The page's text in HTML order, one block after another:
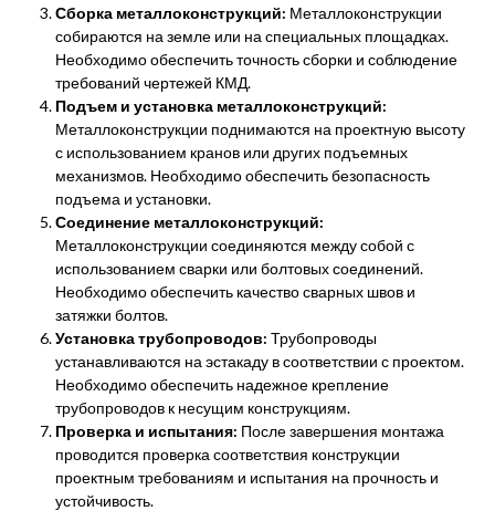
Сборка металлоконструкций: Металлоконструкции
собираются на земле или на специальных площадках.
Необходимо обеспечить точность сборки и соблюдение
требований чертежей КМД.
Подъем и установка металлоконструкций:
Металлоконструкции поднимаются на проектную высоту
с использованием кранов или других подъемных
механизмов. Необходимо обеспечить безопасность
подъема и установки.
Соединение металлоконструкций:
Металлоконструкции соединяются между собой с
использованием сварки или болтовых соединений.
Необходимо обеспечить качество сварных швов и
затяжки болтов.
Установка трубопроводов: Трубопроводы
устанавливаются на эстакаду в соответствии с проектом.
Необходимо обеспечить надежное крепление
трубопроводов к несущим конструкциям.
Проверка и испытания: После завершения монтажа
проводится проверка соответствия конструкции
проектным требованиям и испытания на прочность и
устойчивость.